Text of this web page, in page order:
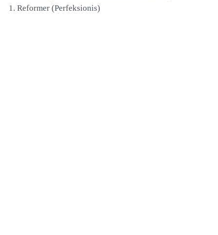
1. Reformer (Perfeksionis)